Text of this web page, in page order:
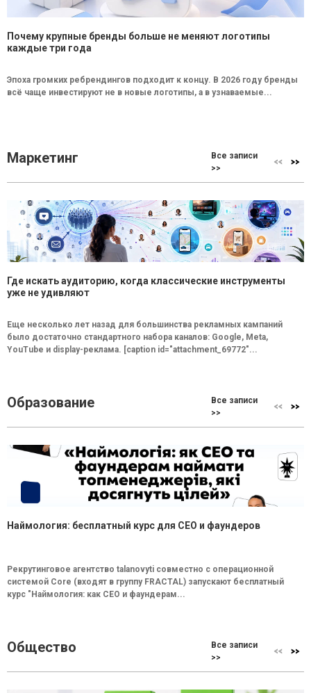
Почему крупные бренды больше не меняют логотипы
каждые три года
Эпоха громких ребрендингов подходит к концу. В 2026 году бренды
всё чаще инвестируют не в новые логотипы, а в узнаваемые...
Маркетинг
Все записи
>>
Где искать аудиторию, когда классические инструменты
уже не удивляют
Еще несколько лет назад для большинства рекламных кампаний
было достаточно стандартного набора каналов: Google, Meta,
YouTube и display-реклама. [caption id="attachment_69772"...
Образование
Все записи
>>
Наймология: бесплатный курс для CEO и фаундеров
Рекрутинговое агентство talanovyti совместно с операционной
системой Core (входят в группу FRACTAL) запускают бесплатный
курс "Наймология: как СEO и фаундерам...
Общество
Все записи
>>